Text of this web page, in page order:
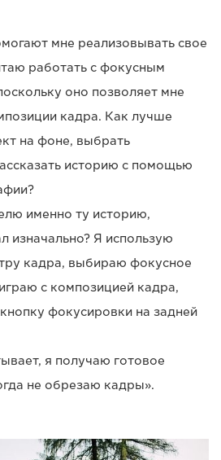
мне реализовывать свое
работать с фокусным
оно позволяет мне
кадра. Как лучше
на фоне, выбрать
историю с помощью
именно ту историю,
изначально? Я использую
кадра, выбираю фокусное
с композицией кадра,
фокусировки на задней
я получаю готовое
не обрезаю кадры».